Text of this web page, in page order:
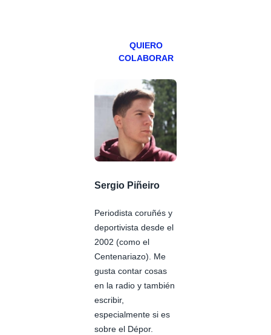
QUIERO
COLABORAR
Sergio Piñeiro
Periodista coruñés y
deportivista desde el
2002 (como el
Centenariazo). Me
gusta contar cosas
en la radio y también
escribir,
especialmente si es
sobre el Dépor.